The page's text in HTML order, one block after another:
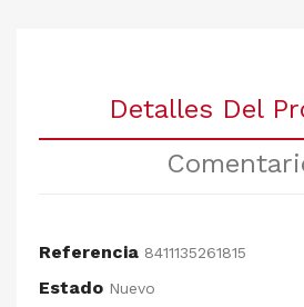
Detalles Del
Referencia 8411135261815
Estado Nuevo